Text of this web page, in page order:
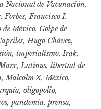
Nacional de Vacunación,
,Forbes,Francisco I.
de México, Golpe de
,Hugo Chávez,
, imperialismo,Irak,
,Latinus, libertad de
,Malcolm X,México,
, oligopolio,
, pandemia, prensa,